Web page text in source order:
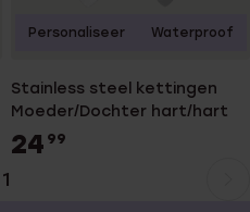
Stainless steel kettingen
Moeder/Dochter hart/hart
24 99
Personaliseer Waterproof
1